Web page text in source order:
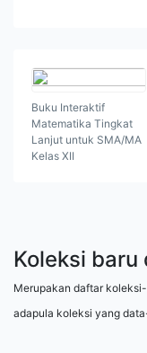
Buku Interaktif
Matematika Tingkat
Lanjut untuk SMA/MA
Kelas XII
Koleksi
Merupakan daftar
adapula koleksi yang